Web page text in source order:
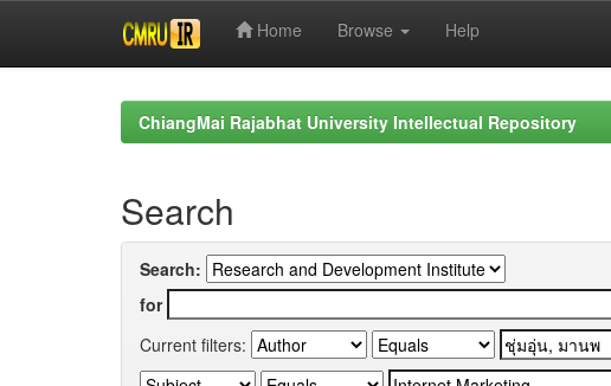
Home Browse Help
ChiangMai Rajabhat University Intellectual Repository
Search
Search:
for
Current filters: